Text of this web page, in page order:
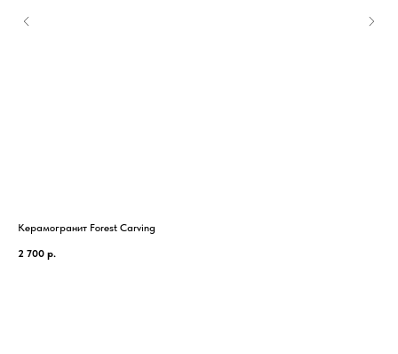
Керамогранит Forest Carving
2 700 р.